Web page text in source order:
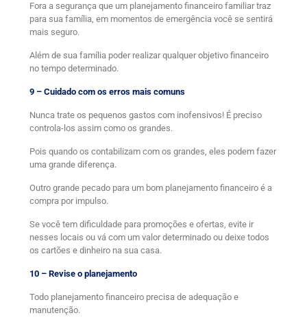
Fora a segurança que um planejamento financeiro familiar traz
para sua família, em momentos de emergência você se sentirá
mais seguro.
Além de sua família poder realizar qualquer objetivo financeiro
no tempo determinado.
9 – Cuidado com os erros mais comuns
Nunca trate os pequenos gastos com inofensivos! É preciso
controla-los assim como os grandes.
Pois quando os contabilizam com os grandes, eles podem fazer
uma grande diferença.
Outro grande pecado para um bom planejamento financeiro é a
compra por impulso.
Se você tem dificuldade para promoções e ofertas, evite ir
nesses locais ou vá com um valor determinado ou deixe todos
os cartões e dinheiro na sua casa.
10 – Revise o planejamento
Todo planejamento financeiro precisa de adequação e
manutenção.